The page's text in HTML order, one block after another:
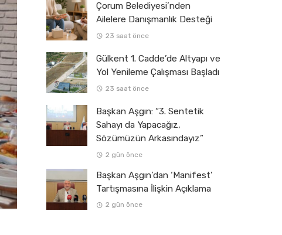
Çorum Belediyesi’nden
Ailelere Danışmanlık Desteği
23 saat önce
Gülkent 1. Cadde’de Altyapı ve
Yol Yenileme Çalışması Başladı
23 saat önce
Başkan Aşgın: “3. Sentetik
Sahayı da Yapacağız,
Sözümüzün Arkasındayız”
2 gün önce
Başkan Aşgın’dan ‘Manifest’
Tartışmasına İlişkin Açıklama
2 gün önce